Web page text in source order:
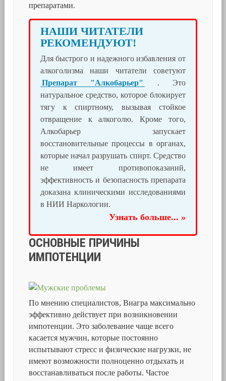
препаратами.
НАШИ ЧИТАТЕЛИ
РЕКОМЕНДУЮТ!
Для быстрого и надежного избавления от
алкоголизма наши читатели советуют
Препарат "Алкобарьер"
. Это
натуральное средство, которое блокирует
тягу к спиртному, вызывая стойкое
отвращение к алкоголю. Кроме того,
Алкобарьер запускает
восстановительные процессы в органах,
которые начал разрушать спирт. Средство
не имеет противопоказаний,
эффективность и безопасность препарата
доказана клиническими исследованиями
в НИИ Наркологии.
Узнать больше... »
ОСНОВНЫЕ ПРИЧИНЫ
ИМПОТЕНЦИИ
По мнению специалистов, Виагра максимально
эффективно действует при возникновении
импотенции. Это заболевание чаще всего
касается мужчин, которые постоянно
испытывают стресс и физические нагрузки, не
имеют возможности полноценно отдыхать и
восстанавливаться после работы. Частое